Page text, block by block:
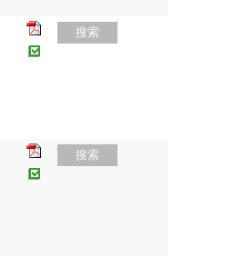
搜索
搜索